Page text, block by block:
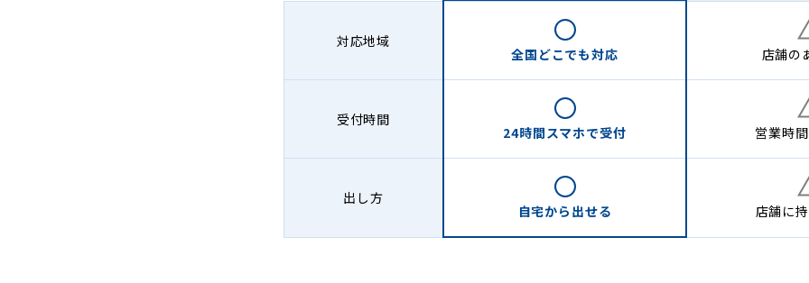
対応地域
全国どこでも対応 店舗の
受付時間
24時間スマホで受付 営業時
出し方
自宅から 出せる 店舗に